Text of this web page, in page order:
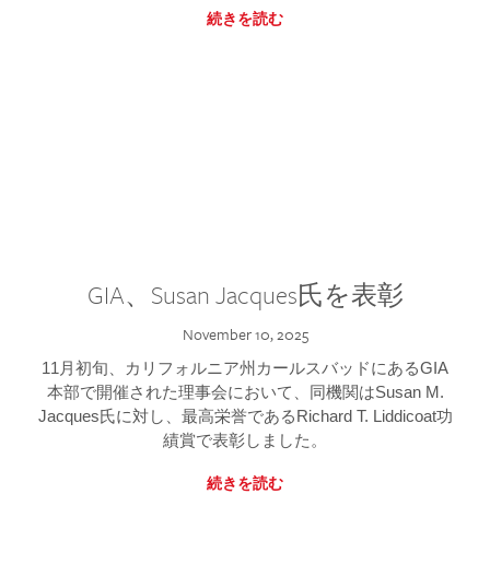
続きを読む
GIA、Susan Jacques氏を表彰
November 10, 2025
11月初旬、カリフォルニア州カールスバッドにあるGIA
本部で開催された理事会において、同機関はSusan M.
Jacques氏に対し、最高栄誉であるRichard T. Liddicoat功
績賞で表彰しました。
続きを読む